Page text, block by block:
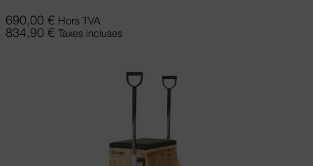
690,00 € Hors TVA
834,90 € Taxes incluses